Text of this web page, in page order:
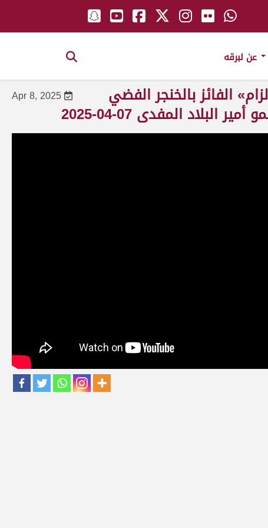
Apr 8, 2025 الفائز بالخنجر الفضي
المفدى 07-04-2025